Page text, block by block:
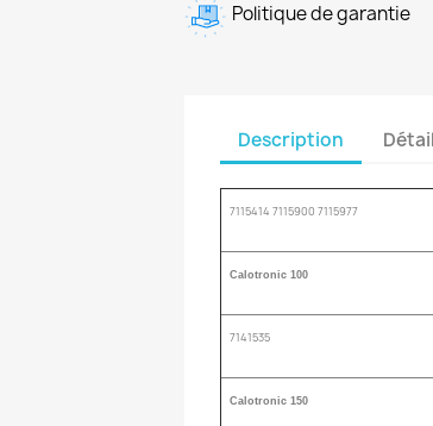
Politique de garantie
Description
7115414 7115900 7115977
Calotronic 100
7141535
Calotronic 150